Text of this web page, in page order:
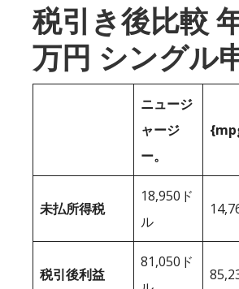
税引き後比較
万円 シングル
ニュージ
ャージ
ー。
未払所得税
18,950ド
ル
税引後利益
81,050ド